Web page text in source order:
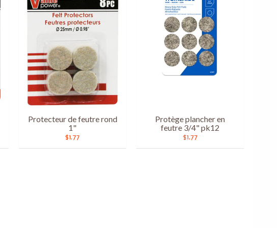
Protecteur de feutre rond
1"
$1.77
Protège plancher en
feutre 3/4" pk12
$1.77